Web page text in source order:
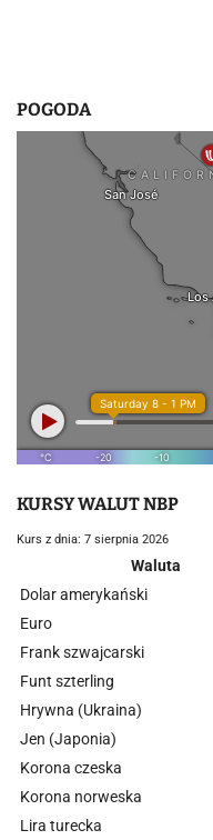
POGODA
KURSY WALUT NBP
Kurs z dnia: 7 sierpnia 2026
Waluta
Dolar amerykański
Euro
Frank szwajcarski
Funt szterling
Hrywna (Ukraina)
Jen (Japonia)
Korona czeska
Korona norweska
Lira turecka